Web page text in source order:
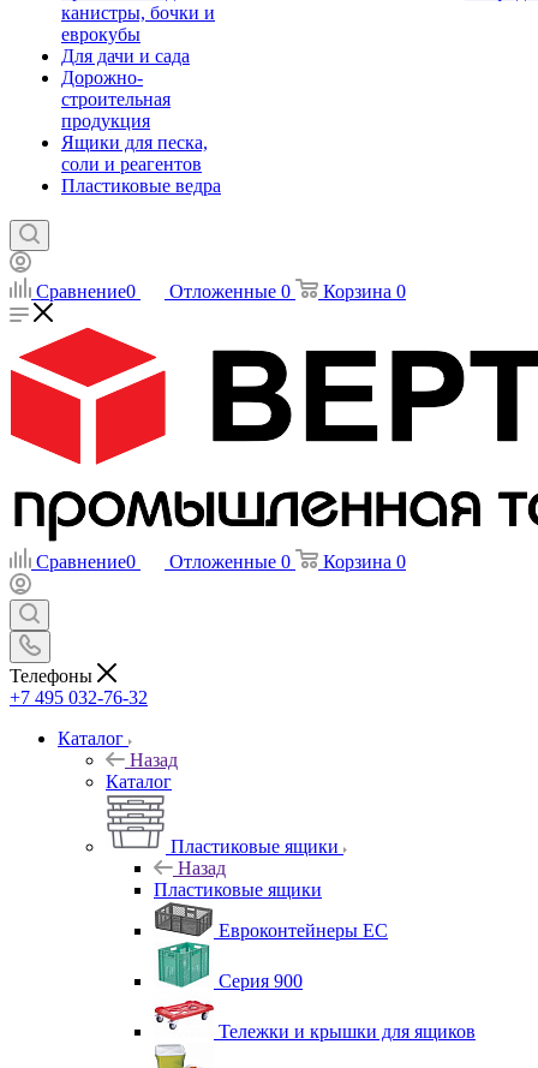
канистры, бочки и
еврокубы
Для дачи и сада
Дорожно-
строительная
продукция
Ящики для песка,
соли и реагентов
Пластиковые ведра
Сравнение0 Отложенные 0 Корзина 0
Сравнение0 Отложенные 0 Корзина 0
Телефоны
+7 495 032-76-32
Каталог
Назад
Каталог
Пластиковые ящики
Назад
Пластиковые ящики
Евроконтейнеры ЕС
Серия 900
Тележки и крышки для ящиков